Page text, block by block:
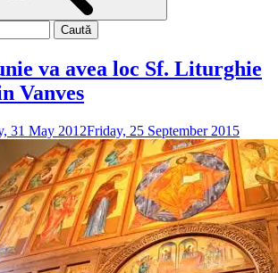
va avea loc Sf. Liturghie
Vanves
31 May 2012Friday, 25 September 2015
admin